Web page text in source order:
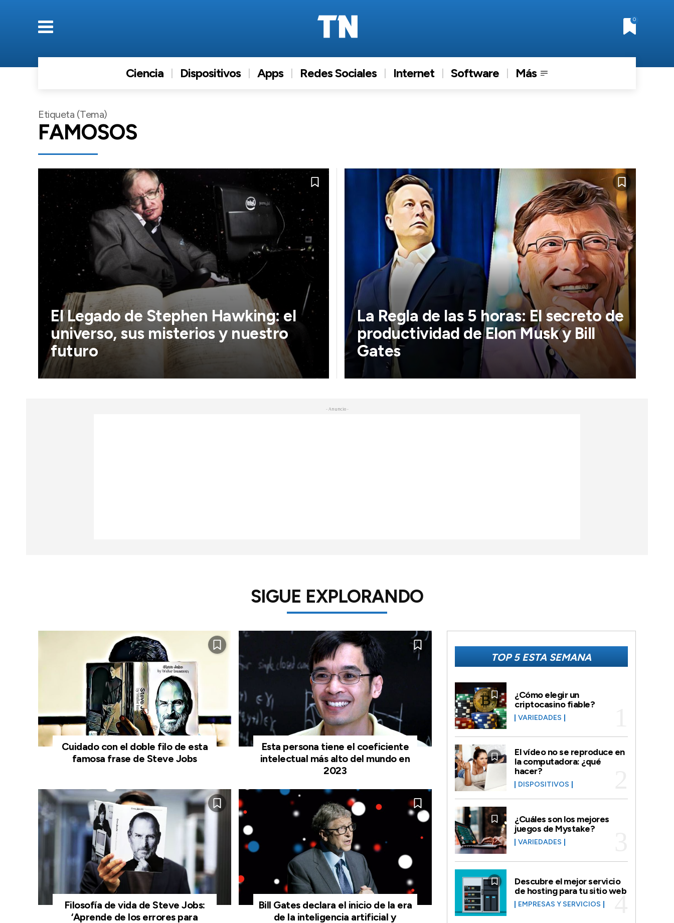
0
Ciencia Dispositivos Apps Redes Sociales Internet Software Más
Etiqueta (Tema)
FAMOSOS
El Legado de Stephen Hawking: el
universo, sus misterios y nuestro
futuro
La Regla de las 5 horas: El secreto de
productividad de Elon Musk y Bill
Gates
- Anuncio -
SIGUE EXPLORANDO
Cuidado con el doble filo de esta
famosa frase de Steve Jobs
Esta persona tiene el coeficiente
intelectual más alto del mundo en
2023
Filosofía de vida de Steve Jobs:
‘Aprende de los errores para
Bill Gates declara el inicio de la era
de la inteligencia artificial y
TOP 5 ESTA SEMANA
¿Cómo elegir un
criptocasino fiable?
VARIEDADES
El vídeo no se reproduce en
la computadora: ¿qué
hacer?
DISPOSITIVOS
¿Cuáles son los mejores
juegos de Mystake?
VARIEDADES
Descubre el mejor servicio
de hosting para tu sitio web
EMPRESAS Y SERVICIOS